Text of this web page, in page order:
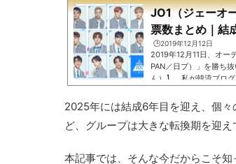
JO1（ジェーオ
票数まとめ｜結
🕒️2019年12月12日
2019年12月11日、オー
PAN／日プ）」を勝ち
ん）】。私が韓流ブロ
ーサー投票で選ばれた
デビューし、現在は9
はこんな方におすすめ
2025年には結成6年目を迎え、個
ど、グループは大きな転換期を迎え
本記事では、そんな今だからこそ